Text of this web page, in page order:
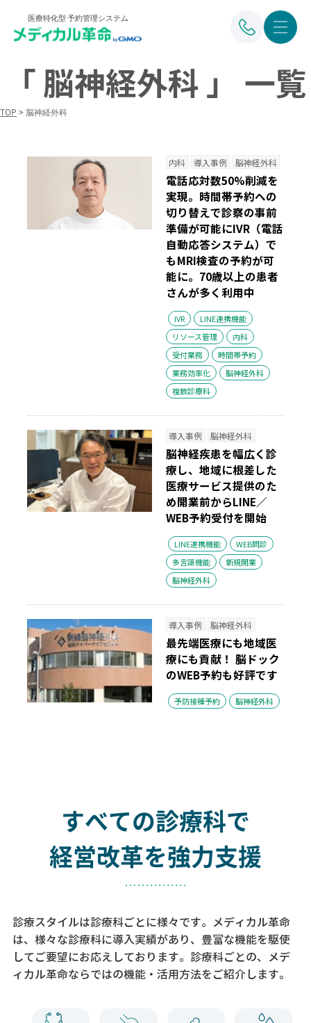
医療特化型 予約管理システム
「 脳神経外科 」 一覧
TOP > 脳神経外科
内科 導入事例 脳神経外科
電話応対数50%削減を
実現。時間帯予約への
切り替えで診察の事前
準備が可能にIVR（電話
自動応答システム）で
もMRI検査の予約が可
能に。70歳以上の患者
さんが多く利用中
IVR
LINE連携機能
リソース管理
内科
受付業務
時間帯予約
業務効率化
脳神経外科
複数診療科
導入事例 脳神経外科
脳神経疾患を幅広く診
療し、地域に根差した
医療サービス提供のた
め開業前からLINE／
WEB予約受付を開始
LINE連携機能
WEB問診
多言語機能
新規開業
脳神経外科
導入事例 脳神経外科
最先端医療にも地域医
療にも貢献！ 脳ドック
のWEB予約も好評です
予防接種予約 脳神経外科
すべての診療科で
経営改革を強力支援
診療スタイルは診療科ごとに様々です。メディカル革命
は、様々な診療科に導入実績があり、 豊富な機能を駆使
してご要望にお応えしております。 診療科ごとの、メデ
ィカル革命ならではの機能・活用方法をご紹介します。